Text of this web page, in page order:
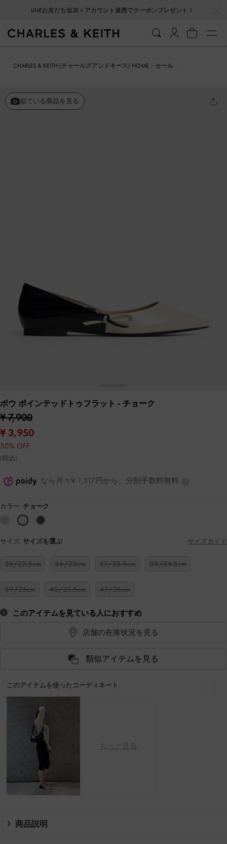
LINEお友だち追加＋アカウント連携でクーポンプレゼント！
CHARLES & KEITH (チャールズアンドキース) HOME
セール
似ている商品を見る
ボウ ポインテッドトゥフラット - チョーク
¥ 7,900
¥ 3,950
50% OFF
(税込)
なら月々¥ 1,317円から。分割手数料無料
カラー: チョーク
サイズ: サイズを選ぶ サイズガイド
35/22.5cm 36/23cm 37/23.5cm 38/24.5cm
39/25cm 40/25.5cm 41/26cm
このアイテムを見ている人におすすめ
店舗の在庫状況を見る
類似アイテムを見る
このアイテムを使ったコーディネート:
もっと見る
商品説明